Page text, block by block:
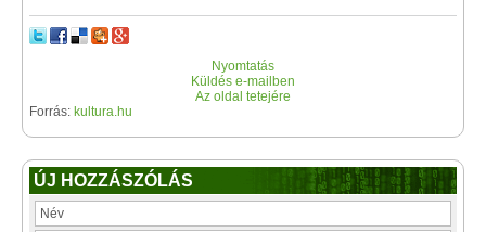
Nyomtatás
Küldés e-mailben
Az oldal tetejére
Forrás: kultura.hu
ÚJ HOZZÁSZÓLÁS